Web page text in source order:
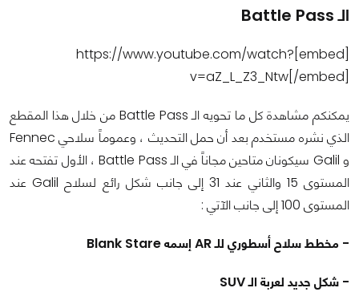
الـ Battle Pass
[embed]https://www.youtube.com/watch?
v=aZ_L_Z3_Ntw[/embed]
يمكنكم مشاهدة كل ما تحويه الـ Battle Pass من خلال هذا المقطع
الذي نشره مستخدم بعد أن حمل التحديث ، وعموماً سلاحي Fennec
و Galil سيكونان متاحين مجاناً في الـ Battle Pass ، الأول تفتحه عند
المستوى 15 والثاني عند 31 إلى جانب شكل رائع لسلاح Galil عند
المستوى 100 إلى جانب الآتي :
- مخطط سلاح أسطوري للـ AR إسمه Blank Stare
- شكل جديد لعربة الـ SUV